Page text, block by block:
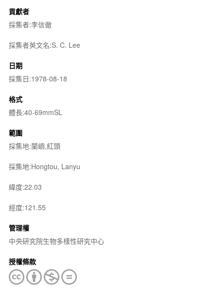
貢獻者
採集者:李信徹
採集者英文名:S. C. Lee
日期
採集日:1978-08-18
格式
體長:40-69mmSL
範圍
採集地:蘭嶼,紅頭
採集地:Hongtou, Lanyu
緯度:22.03
經度:121.55
管理權
中央研究院生物多樣性研究中心
授權條款